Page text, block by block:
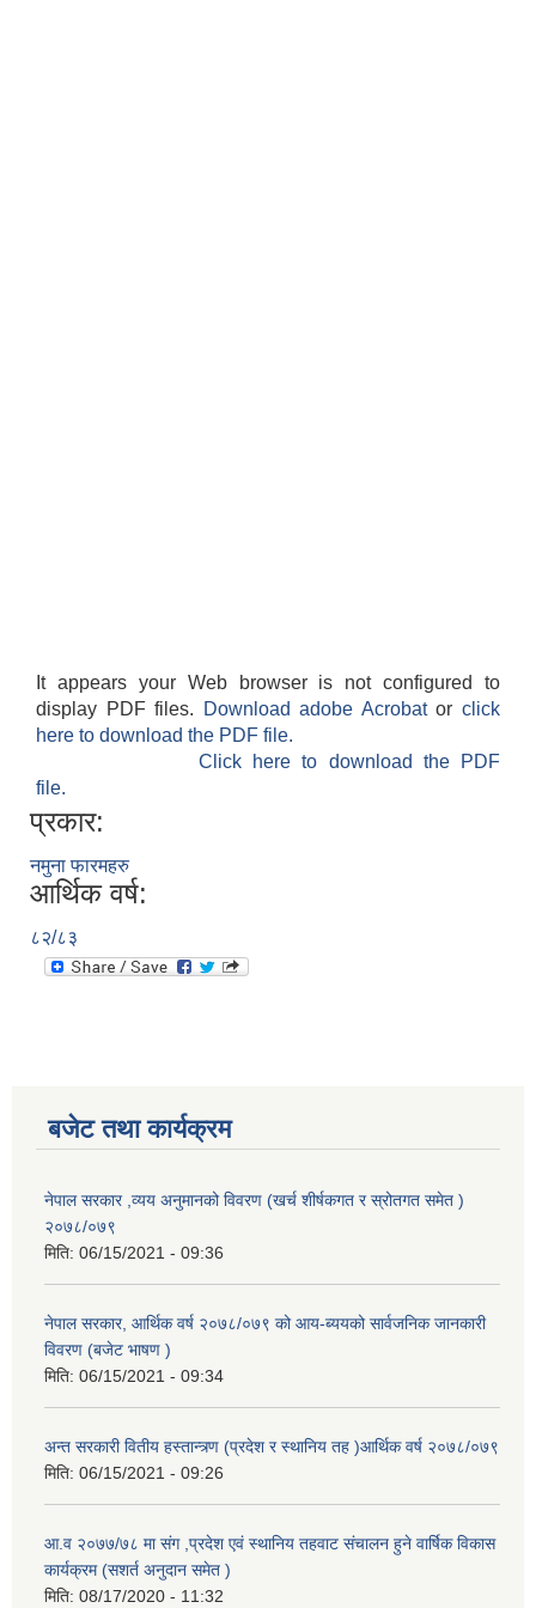
It appears your Web browser is not configured to
display PDF files.
Download adobe Acrobatorclick
here to download the PDF file.
Click here to download the PDF
file.
प्रकार:
नमुना फारमहरु
आर्थिक वर्ष:
८२/८३
बजेट तथा कार्यक्रम
नेपाल सरकार ,व्यय अनुमानको विवरण (खर्च शीर्षकगत र स्रोतगत समेत )
२०७८/०७९
मिति: 06/15/2021 - 09:36
नेपाल सरकार, आर्थिक वर्ष २०७८/०७९ को आय-ब्ययको सार्वजनिक जानकारी
विवरण (बजेट भाषण )
मिति: 06/15/2021 - 09:34
अन्त सरकारी वितीय हस्तान्त्र्ण (प्रदेश र स्थानिय तह )आर्थिक वर्ष २०७८/०७९
मिति: 06/15/2021 - 09:26
आ.व २०७७/७८ मा संग ,प्रदेश एवं स्थानिय तहवाट संचालन हुने वार्षिक विकास
कार्यक्रम (सशर्त अनुदान समेत )
मिति: 08/17/2020 - 11:32